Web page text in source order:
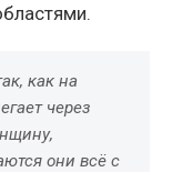
как на
через
они всё с